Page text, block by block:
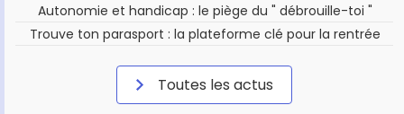
Autonomie et handicap : le piège du " débrouille-toi "
Trouve ton parasport : la plateforme clé pour la rentrée
Toutes les actus